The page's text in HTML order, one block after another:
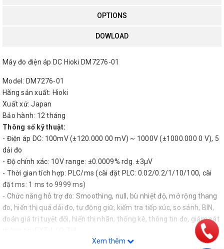
OPTIONS
DOWLOAD
Máy đo điện áp DC Hioki DM7276-01
Model: DM7276-01
Hãng sản xuất: Hioki
Xuất xứ: Japan
Bảo hành: 12 tháng
Thông số kỹ thuật:
- Điện áp DC: 100mV (±120.000 00 mV) ~ 1000V (±1000.000 0 V), 5
dải đo
- Độ chính xác: 10V range: ±0.0009% rdg. ±3μV
- Thời gian tích hợp: PLC/ms (cài đặt PLC: 0.02/0.2/1/10/100, cài
đặt ms: 1 ms to 9999 ms)
- Chức năng hỗ trợ đo: Smoothing, null, bù nhiệt độ, mở rộng thang
đo, hiển thị quá dải đo, tự động giữ, kiểm tra tiếp xúc, so sánh, BIN,
đoán giá trị tuyệt đối, hiển thị nhãn, thống kê, thông tin đo, giám sát
- Kiểm tra tiếp xúc: tín hiệu kiểm tra: 10 mV rms, giá trị ngưỡng: 0.5
Xem thêm